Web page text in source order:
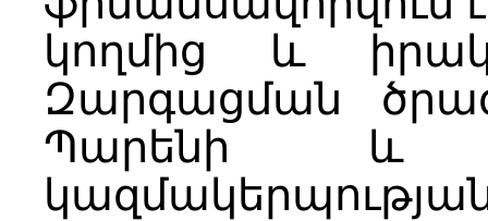
կողմից և
Զարգացման
Պարենի և